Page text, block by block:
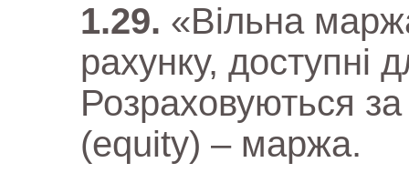
«Вільна
рахунку, доступні
Розраховуються
(equity) – маржа.